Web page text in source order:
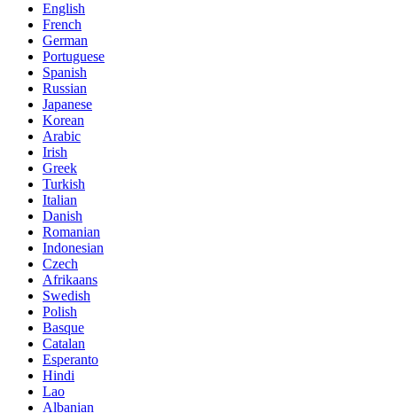
English
French
German
Portuguese
Spanish
Russian
Japanese
Korean
Arabic
Irish
Greek
Turkish
Italian
Danish
Romanian
Indonesian
Czech
Afrikaans
Swedish
Polish
Basque
Catalan
Esperanto
Hindi
Lao
Albanian